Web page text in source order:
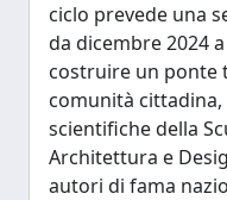
ciclo prevede una
da dicembre 2024
costruire un ponte
comunità
scientifiche della
Architettura e
autori di fama